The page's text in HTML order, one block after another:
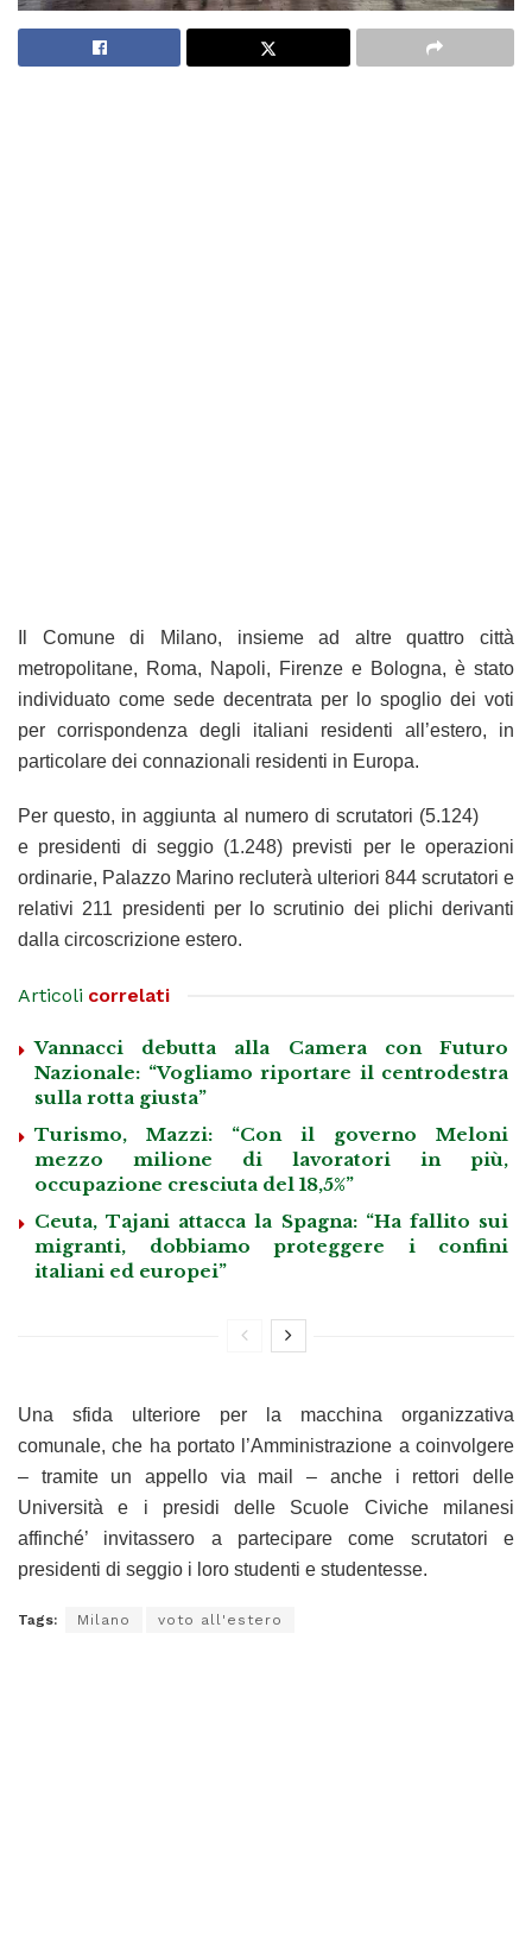
Il Comune di Milano, insieme ad altre quattro città
metropolitane, Roma, Napoli, Firenze e Bologna, è stato
individuato come sede decentrata per lo spoglio dei voti
per corrispondenza degli italiani residenti all’estero, in
particolare dei connazionali residenti in Europa.
Per questo, in aggiunta al numero di scrutatori (5.124)
e presidenti di seggio (1.248) previsti per le operazioni
ordinarie, Palazzo Marino recluterà ulteriori 844 scrutatori e
relativi 211 presidenti per lo scrutinio dei plichi derivanti
dalla circoscrizione estero.
Articoli correlati
Vannacci debutta alla Camera con Futuro
Nazionale: “Vogliamo riportare il centrodestra
sulla rotta giusta”
Turismo, Mazzi: “Con il governo Meloni
mezzo milione di lavoratori in più,
occupazione cresciuta del 18,5%”
Ceuta, Tajani attacca la Spagna: “Ha fallito sui
migranti, dobbiamo proteggere i confini
italiani ed europei”
Una sfida ulteriore per la macchina organizzativa
comunale, che ha portato l’Amministrazione a coinvolgere
– tramite un appello via mail – anche i rettori delle
Università e i presidi delle Scuole Civiche milanesi
affinché’ invitassero a partecipare come scrutatori e
presidenti di seggio i loro studenti e studentesse.
Tags: Milano voto all'estero